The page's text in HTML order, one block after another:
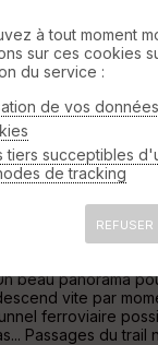
ferme du
Pédestre
du village.
labyrinthe géant de
»
Pour bien voir
beau panorama
vite par
ferroviaire
Passages du trail
à tout moment
sur ces cookies
du service :
de vos
tiers succeptibles
de tracking
REFUSER